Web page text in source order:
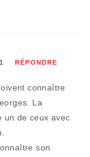
RÉPONDRE
connaître
La
un de ceux avec
son